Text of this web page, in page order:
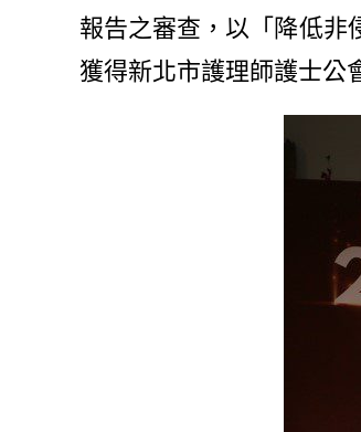
報告之審查，以「降低非
獲得新北市護理師護士公